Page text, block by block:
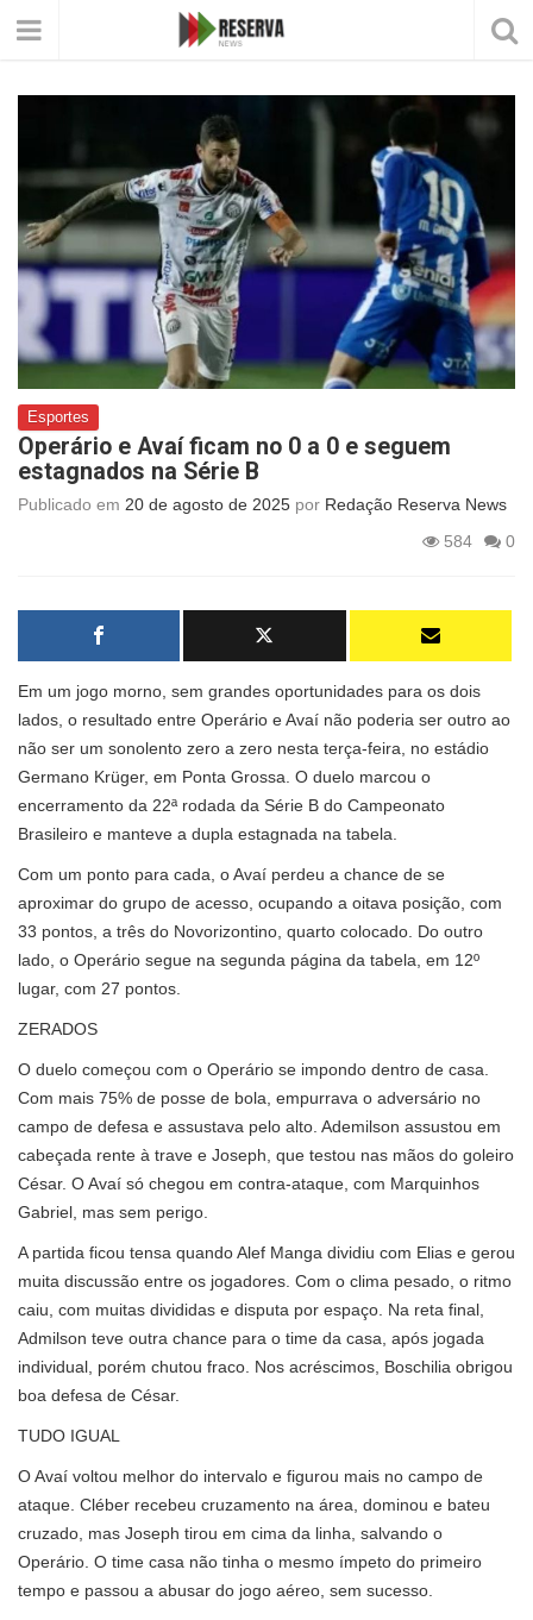
Esportes
Operário e Avaí ficam no 0 a 0 e seguem
estagnados na Série B
Publicado em 20 de agosto de 2025 por Redação Reserva News
584
0
Em um jogo morno, sem grandes oportunidades para os dois
lados, o resultado entre Operário e Avaí não poderia ser outro ao
não ser um sonolento zero a zero nesta terça-feira, no estádio
Germano Krüger, em Ponta Grossa. O duelo marcou o
encerramento da 22ª rodada da Série B do Campeonato
Brasileiro e manteve a dupla estagnada na tabela.
Com um ponto para cada, o Avaí perdeu a chance de se
aproximar do grupo de acesso, ocupando a oitava posição, com
33 pontos, a três do Novorizontino, quarto colocado. Do outro
lado, o Operário segue na segunda página da tabela, em 12º
lugar, com 27 pontos.
ZERADOS
O duelo começou com o Operário se impondo dentro de casa.
Com mais 75% de posse de bola, empurrava o adversário no
campo de defesa e assustava pelo alto. Ademilson assustou em
cabeçada rente à trave e Joseph, que testou nas mãos do goleiro
César. O Avaí só chegou em contra-ataque, com Marquinhos
Gabriel, mas sem perigo.
A partida ficou tensa quando Alef Manga dividiu com Elias e gerou
muita discussão entre os jogadores. Com o clima pesado, o ritmo
caiu, com muitas divididas e disputa por espaço. Na reta final,
Admilson teve outra chance para o time da casa, após jogada
individual, porém chutou fraco. Nos acréscimos, Boschilia obrigou
boa defesa de César.
TUDO IGUAL
O Avaí voltou melhor do intervalo e figurou mais no campo de
ataque. Cléber recebeu cruzamento na área, dominou e bateu
cruzado, mas Joseph tirou em cima da linha, salvando o
Operário. O time casa não tinha o mesmo ímpeto do primeiro
tempo e passou a abusar do jogo aéreo, sem sucesso.